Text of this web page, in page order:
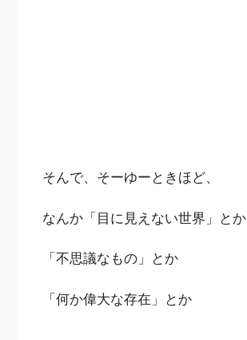
そんで、そーゆーときほど、
なんか「目に見えない世界」とか
「不思議なもの」とか
「何か偉大な存在」とか